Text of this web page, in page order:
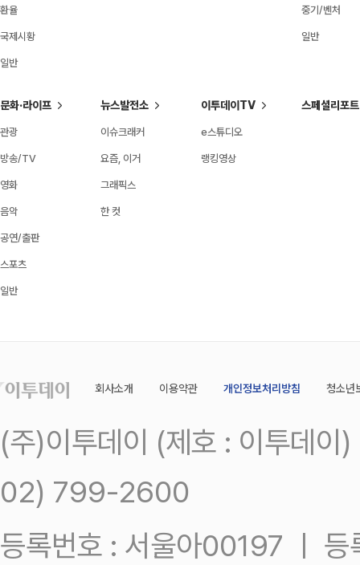
환율
국제시황
일반
중기/벤처
일반
문화·라이프
관광
방송/TV
영화
음악
공연/출판
스포츠
일반
뉴스발전소
이슈크래커
요즘, 이거
그래픽스
한 컷
이투데이TV
e스튜디오
랭킹영상
스페셜리포트
회사소개 이용약관 개인정보처리방침 청소년
(주)이투데이 (제호 : 이투데
02) 799-2600
등록번호 : 서울아00197 ㅣ